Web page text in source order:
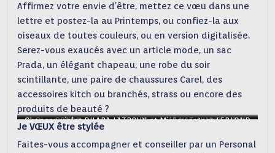
Affirmez votre envie d’être, mettez ce vœu dans une
lettre et postez-la au Printemps, ou confiez-la aux
oiseaux de toutes couleurs, ou en version digitalisée.
Serez-vous exaucés avec un article mode, un sac
Prada, un élégant chapeau, une robe du soir
scintillante, une paire de chaussures Carel, des
accessoires kitch ou branchés, strass ou encore des
produits de beauté ?
Cache-oreille rose et robe
Jean GESTUZ
Top et jupe vert ROCHAS
Sacs PRADA en satin à
cristaux
Sac gold NAT-NIM, Sac Seau,
craquelé SAISON 1865
Chapeau violet DILARA LATROUX et Mickey argent LEBLOND
JeVŒUX être stylée
Faites-vous accompagner et conseiller par un Personal